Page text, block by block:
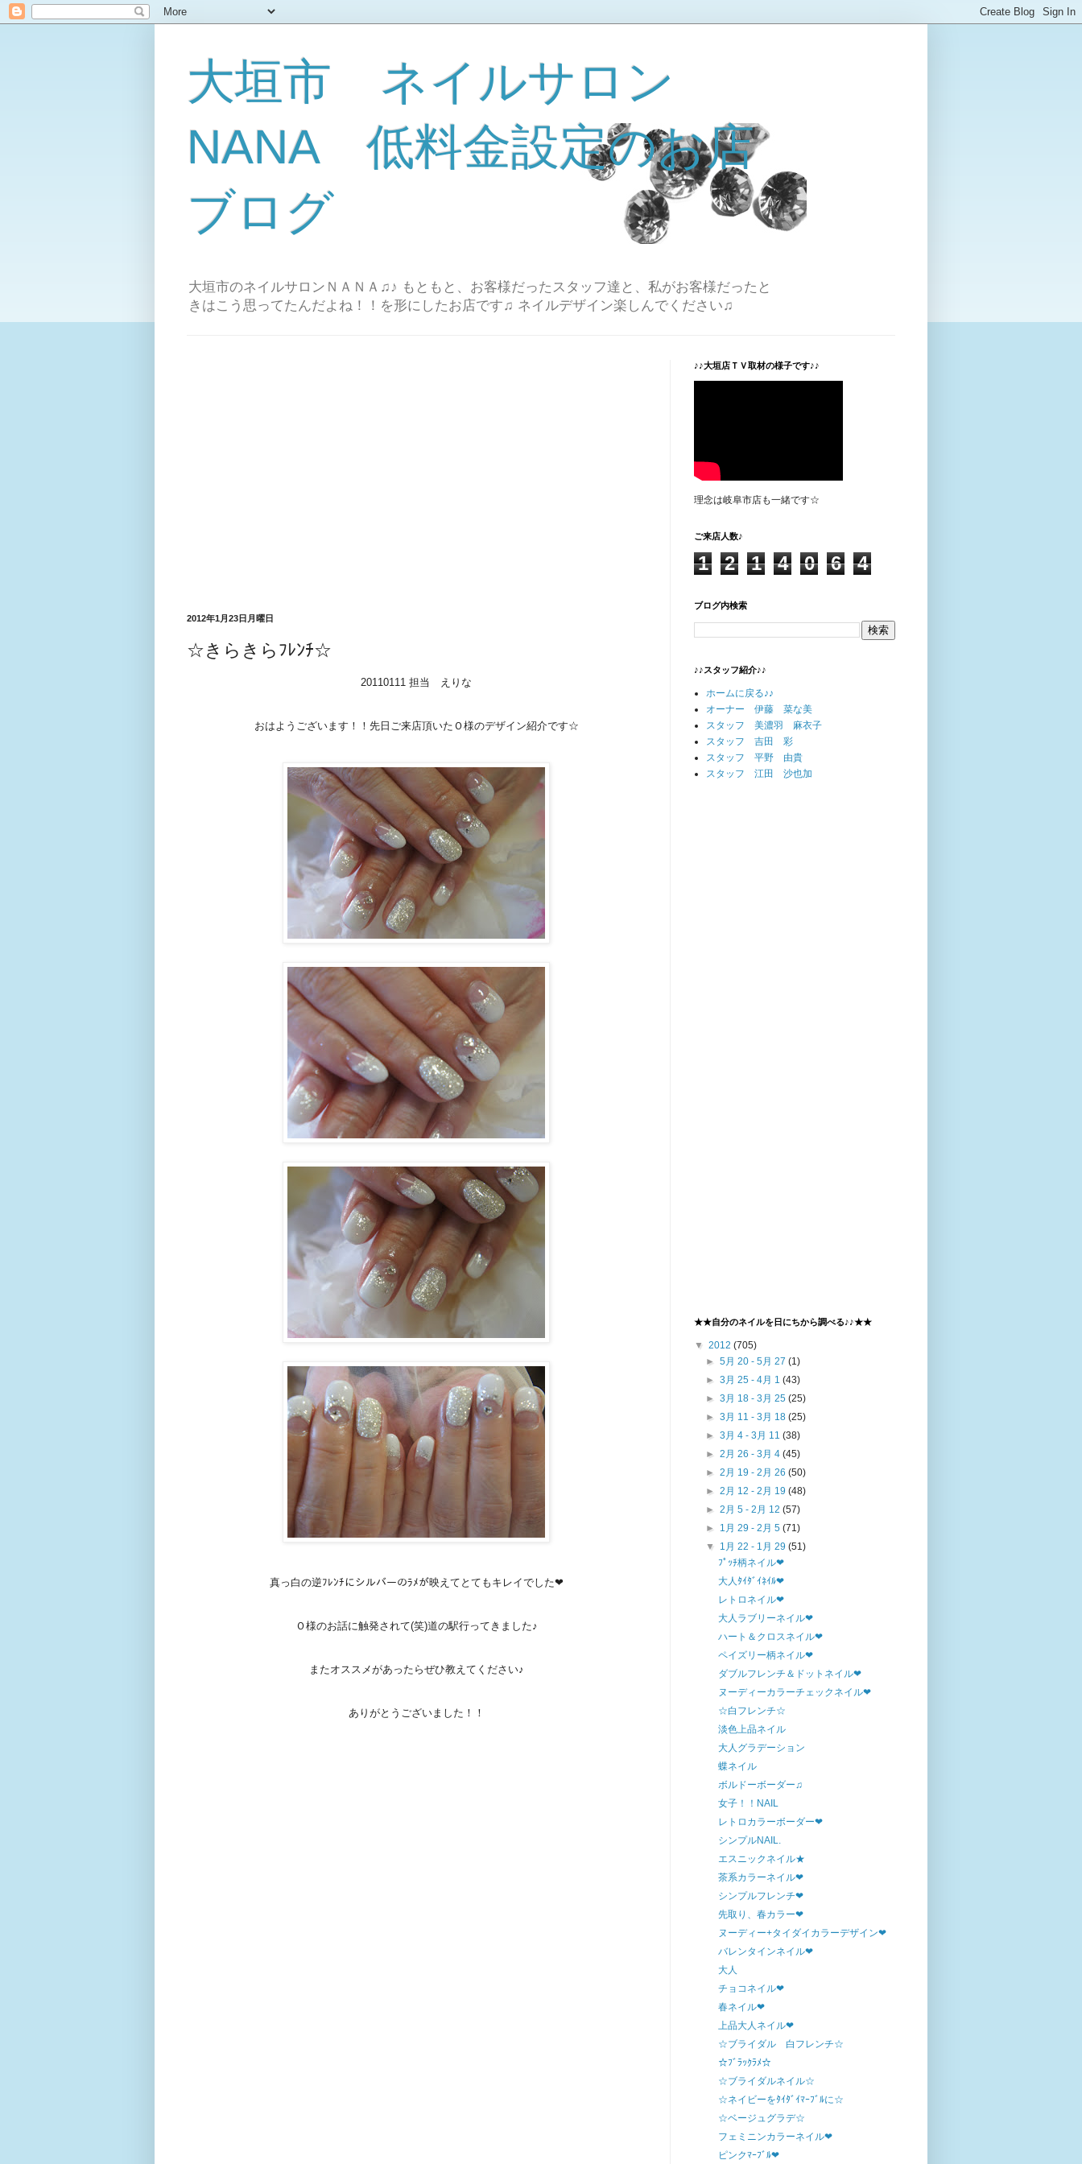
大垣市 ネイルサロン
NANA 低料金設定のお店
ブログ
大垣市のネイルサロンＮＡＮＡ♫♪ もともと、お客様だったスタッフ達と、私がお客様だったと
きはこう思ってたんだよね！！を形にしたお店です♫ ネイルデザイン楽しんでください♫
2012年1月23日月曜日
☆きらきらﾌﾚﾝﾁ☆
20110111 担当 えりな
おはようございます！！先日ご来店頂いたＯ様のデザイン紹介です☆
真っ白の逆ﾌﾚﾝﾁにシルバーのﾗﾒが映えてとてもキレイでした❤
Ｏ様のお話に触発されて(笑)道の駅行ってきました♪
またオススメがあったらぜひ教えてください♪
ありがとうございました！！
♪♪大垣店ＴＶ取材の様子です♪♪
理念は岐阜市店も一緒です☆
ご来店人数♪
1 2 1 4 0 6 4
ブログ内検索
♪♪スタッフ紹介♪♪
ホームに戻る♪♪
オーナー 伊藤 菜な美
スタッフ 美濃羽 麻衣子
スタッフ 吉田 彩
スタッフ 平野 由貴
スタッフ 江田 沙也加
★★自分のネイルを日にちから調べる♪♪★★
▼ 2012 (705)
►5月 20 - 5月 27(1)
►3月 25 - 4月 1(43)
►3月 18 - 3月 25(25)
►3月 11 - 3月 18(25)
►3月 4 - 3月 11(38)
►2月 26 - 3月 4(45)
►2月 19 - 2月 26(50)
►2月 12 - 2月 19(48)
►2月 5 - 2月 12(57)
► 1月 29 - 2月 5(71)
▼ 1月 22 - 1月 29(51)
ﾌﾟｯﾁ柄ネイル❤
大人ﾀｲﾀﾞｲﾈｲﾙ❤
レトロネイル❤
大人ラブリーネイル❤
ハート＆クロスネイル❤
ペイズリー柄ネイル❤
ダブルフレンチ＆ドットネイル❤
ヌーディーカラーチェックネイル❤
☆白フレンチ☆
淡色上品ネイル
大人グラデーション
蝶ネイル
ボルドーボーダー♫
女子！！NAIL
レトロカラーボーダー❤
シンプルNAIL.
エスニックネイル★
茶系カラーネイル❤
シンプルフレンチ❤
先取り、春カラー❤
ヌーディー+タイダイカラーデザイン❤
バレンタインネイル❤
大人
チョコネイル❤
春ネイル❤
上品大人ネイル❤
☆ブライダル 白フレンチ☆
☆ﾌﾞﾗｯｸﾗﾒ☆
☆ブライダルネイル☆
☆ネイビーをﾀｲﾀﾞｲﾏｰﾌﾞﾙに☆
☆ベージュグラデ☆
フェミニンカラーネイル❤
ピンクﾏｰﾌﾞﾙ❤